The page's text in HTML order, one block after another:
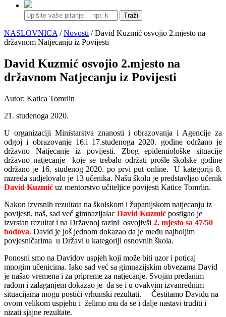
Traži
NASLOVNICA /Novosti / David Kuzmić osvojio 2.mjesto na
državnom Natjecanju iz Povijesti
David Kuzmić osvojio 2.mjesto na
državnom Natjecanju iz Povijesti
Autor: Katica Tomrlin
21. studenoga 2020.
U organizaciji Ministarstva znanosti i obrazovanja i Agencije za
odgoj i obrazovanje 16.i 17.studenoga 2020. godine održano je
državno Natjecanje iz povijesti. Zbog epidemiološke situacije
državno natjecanje koje se trebalo održati prošle školske godine
održano je 16. studenog 2020. po prvi put online. U kategoriji 8.
razreda sudjelovalo je 13 učenika. Našu školu je predstavljao učenik
David Kuzmić uz mentorstvo učiteljice povijesti Katice Tomrlin.
Nakon izvrsnih rezultata na školskom i županijskom natjecanju iz
povijesti, naš, sad već gimnazijalac David Kuzmić postigao je
izvrstan rezultat i na Državnoj razini osvojivši 2. mjesto sa 47/50
bodova. David je još jednom dokazao da je među najboljim
povjesničarima u Državi u kategoriji osnovnih škola.
Ponosni smo na Davidov uspjeh koji može biti uzor i poticaj
mnogim učenicima. Iako sad već sa gimnazijskim obvezama David
je našao vremena i za pripreme za natjecanje. Svojim predanim
radom i zalaganjem dokazao je da se i u ovakvim izvanrednim
situacijama mogu postići vrhunski rezultati. Čestitamo Davidu na
ovom velikom uspjehu i želimo mu da se i dalje nastavi truditi i
nizati sjajne rezultate.